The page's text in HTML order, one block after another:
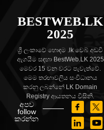
BESTWEB.LK
2025
ශ්‍රී ලංකාවේ හොඳම .lk වෙබ් අඩවි
ඇගයීම සඳහා BestWeb.LK 2025
මෙවර 15 වන වරට පැවැත්වේ.
මෙම තරඟාවලිය සංවිධානය
කරනු ලබන්නේ LK Domain
Registry ආයතනය විසිනි.
අපව
follow
කරන්න